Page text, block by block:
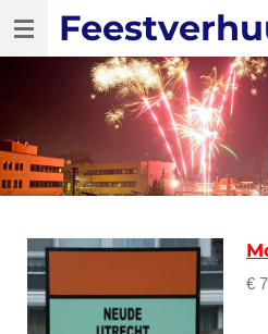
Ga
hoofdinhoud
€